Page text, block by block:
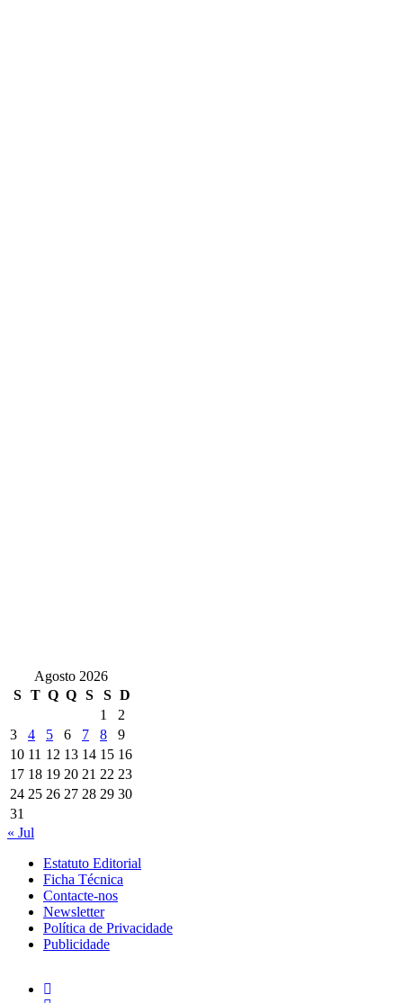
Agosto 2026
S
T Q Q S S D
1
2
3
4 5 6 7 8
9
10 11 12 13 14 15 16
17 18 19 20 21 22 23
24 25 26 27 28 29 30
31
« Jul
Estatuto Editorial
Ficha Técnica
Contacte-nos
Newsletter
Política de Privacidade
Publicidade